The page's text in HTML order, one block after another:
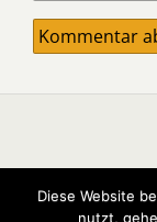
Diese Website
nutzt,